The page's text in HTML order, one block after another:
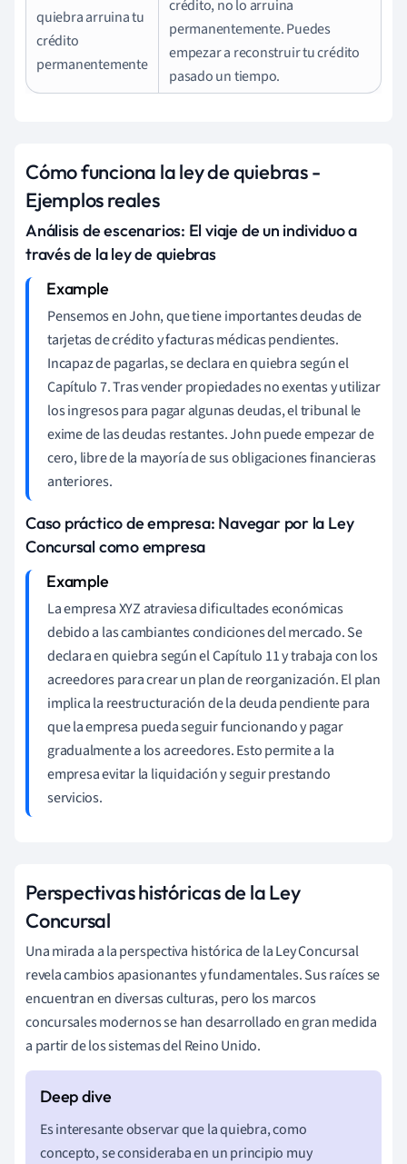
quiebra arruina tu
crédito
permanentemente
crédito, no lo arruina
permanentemente. Puedes
empezar a reconstruir tu crédito
pasado un tiempo.
Cómo funciona la ley de quiebras -
Ejemplos reales
Análisis de escenarios: El viaje de un individuo a
través de la ley de quiebras
Pensemos en John, que tiene importantes deudas de
tarjetas de crédito y facturas médicas pendientes.
Incapaz de pagarlas, se declara en quiebra según el
Capítulo 7. Tras vender propiedades no exentas y utilizar
los ingresos para pagar algunas deudas, el tribunal le
exime de las deudas restantes. John puede empezar de
cero, libre de la mayoría de sus obligaciones financieras
anteriores.
Caso práctico de empresa: Navegar por la Ley
Concursal como empresa
La empresa XYZ atraviesa dificultades económicas
debido a las cambiantes condiciones del mercado. Se
declara en quiebra según el Capítulo 11 y trabaja con los
acreedores para crear un plan de reorganización. El plan
implica la reestructuración de la deuda pendiente para
que la empresa pueda seguir funcionando y pagar
gradualmente a los acreedores. Esto permite a la
empresa evitar la liquidación y seguir prestando
servicios.
Perspectivas históricas de la Ley
Concursal
Una mirada a la perspectiva histórica de la Ley Concursal
revela cambios apasionantes y fundamentales. Sus raíces se
encuentran en diversas culturas, pero los marcos
concursales modernos se han desarrollado en gran medida
a partir de los sistemas del Reino Unido.
Es interesante observar que la quiebra, como
concepto, se consideraba en un principio muy